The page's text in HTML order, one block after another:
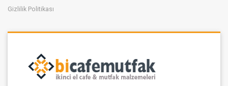
Gizlilik Politikası